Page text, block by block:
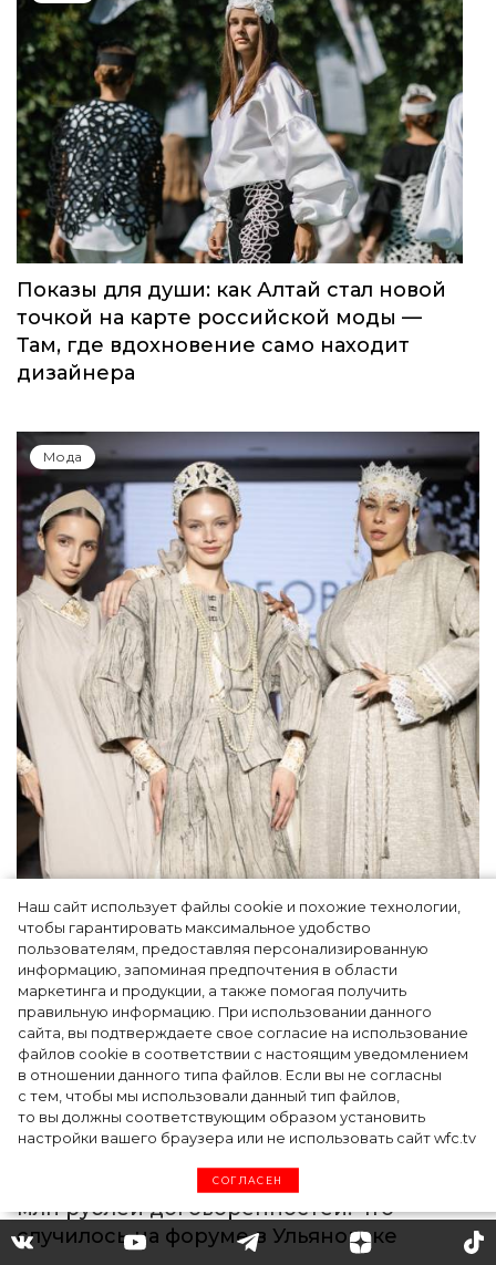
Наш сайт использует файлы cookie и похожие технологии,
чтобы гарантировать максимальное удобство
пользователям, предоставляя персонализированную
информацию, запоминая предпочтения в области
маркетинга и продукции, а также помогая получить
правильную информацию. При использовании данного
сайта, вы подтверждаете свое согласие на использование
файлов cookie в соответствии с настоящим уведомлением
в отношении данного типа файлов. Если вы не согласны
с тем, чтобы мы использовали данный тип файлов,
то вы должны соответствующим образом установить
настройки вашего браузера или не использовать сайт wfc.tv
СОГЛАСЕН
Показы для души: как Алтай стал новой
точкой на карте российской моды —
Там, где вдохновение само находит
дизайнера
Мода
Как Ульяновск стал столицей российской
моды на два дня — Подиум, байеры и 100
млн рублей договорённостей: что
случилось на форуме в Ульяновске